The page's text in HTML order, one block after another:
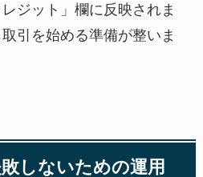
ジット」欄に反映されま
引を始める準備が整いま
しないための運用